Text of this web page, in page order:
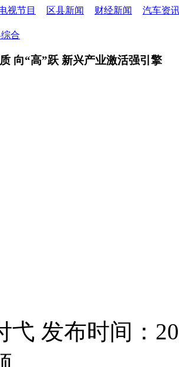
视节目 区县新闻 财经新闻
汽车资
合
向“高”跃 新兴产业激活强引擎
弋 发布时间：